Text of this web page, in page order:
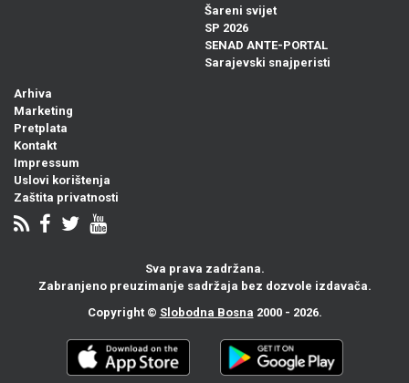
Šareni svijet
SP 2026
SENAD ANTE-PORTAL
Sarajevski snajperisti
Arhiva
Marketing
Pretplata
Kontakt
Impressum
Uslovi korištenja
Zaštita privatnosti
Sva prava zadržana.
Zabranjeno preuzimanje sadržaja bez dozvole izdavača.
Copyright © Slobodna Bosna 2000 - 2026.